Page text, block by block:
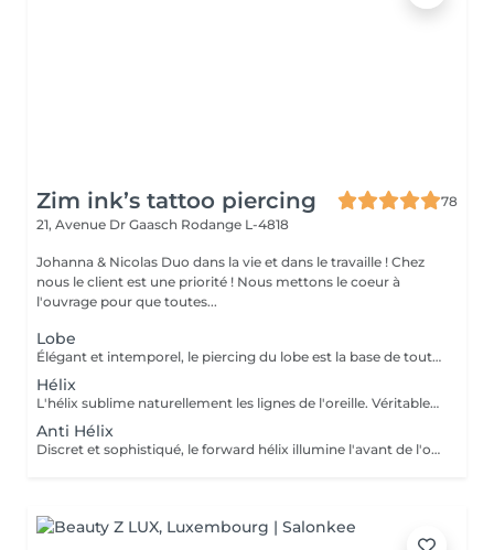
Zim ink’s tattoo piercing
78
21, Avenue Dr Gaasch Rodange L-4818
Johanna & Nicolas Duo dans la vie et dans le travaille ! Chez
nous le client est une priorité ! Nous mettons le coeur à
l'ouvrage pour que toutes...
Lobe
Élégant et intemporel, le piercing du lobe est la base de toutes les plus belles compositions. Qu'il s'agisse d'un premier piercing ou d'une nouvelle création, chaque réalisation est effectuée avec précision afin de t'offrir une expérience aussi agréable que soignée. Inclus : Bijou de première pose en titane ASTM F-136 Conseils personnalisés et suivi de cicatrisation + 5€ pour changer la couleur de ton bijou grâce à l'anodisation. Les bijoux de la vitrine sont disponibles en première pause, le prix du bijou est à ajouter à la prestation. Pour toutes demandes d'informations, merci de me contacter. Tout les mineurs doivent être accompagnés d'un tuteur légal ( parents ! ), des justificatifs d'identités seront demandés.
Hélix
L'hélix sublime naturellement les lignes de l'oreille. Véritable incontournable, il apporte une touche contemporaine et raffinée qui s'intègre parfaitement à votre style. Chaque projet est pensé en harmonie avec ton anatomie. Conseils personnalisés et suivi de cicatrisation Inclus : Bijou de première pose en titane ASTM F-136 + 5€ pour changer la couleur de ton bijou grâce à l'anodisation. Les bijoux de la vitrine sont disponibles en première pause, le prix du bijou est à ajouter à la prestation. Pour toutes demandes d'informations, merci de me contacter. Tout les mineurs doivent être accompagnés d'un tuteur légal ( parents ! ), des justificatifs d'identités seront demandés.
Anti Hélix
Discret et sophistiqué, le forward hélix illumine l'avant de l'oreille avec subtilité. Un choix idéal pour une composition délicate et résolument élégante. Conseils personnalisés et suivi de cicatrisation Inclus : Bijou de première pose en titane ASTM F-136 + 5€ pour changer la couleur de ton bijou grâce à l'anodisation. Les bijoux de la vitrine sont disponibles en première pause, le prix du bijou est à ajouter à la prestation. Pour toutes demandes d'informations, merci de me contacter. Tout les mineurs doivent être accompagnés d'un tuteur légal ( parents ! ), des justificatifs d'identités seront demandés.